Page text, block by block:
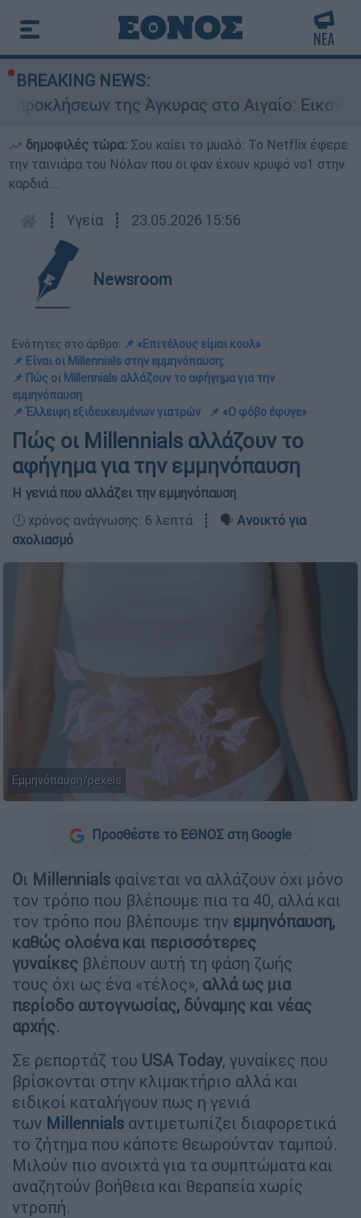
BREAKING NEWS:
της Άγκυρας στο Αιγαίο: Εικονική
δημοφιλές τώρα: Σου καίει το μυαλό: Το Netflix έφερε
την ταινιάρα του Νόλαν που οι φαν έχουν κρυφό νο1 στην
καρδιά...
┋ Υγεία ┋ 23.05.2026 15:56
Newsroom
Ενότητες στο άρθρο: 📌 «Επιτέλους είμαι κουλ»
📌 Είναι οι Millennials στην εμμηνόπαυση;
📌 Πώς οι Millennials αλλάζουν το αφήγημα για την
εμμηνόπαυση
📌 Έλλειψη εξιδεικευμένων γιατρών
📌 «Ο φόβο έφυγε»
Πώς οι Millennials αλλάζουν το
αφήγημα για την εμμηνόπαυση
Η γενιά που αλλάζει την εμμηνόπαυση
🕛 χρόνος ανάγνωσης: 6 λεπτά ┋ 🗣️ Ανοικτό για
σχολιασμό
Εμμηνόπαυση/pexels
Προσθέστε το ΕΘΝΟΣ στη Google
Οι Millennials φαίνεται να αλλάζουν όχι μόνο
τον τρόπο που βλέπουμε πια τα 40, αλλά και
τον τρόπο που βλέπουμε την εμμηνόπαυση,
καθώς ολοένα και περισσότερες
γυναίκες βλέπουν αυτή τη φάση ζωής
τους όχι ως ένα «τέλος», αλλά ως μια
περίοδο αυτογνωσίας, δύναμης και νέας
αρχής.
Σε ρεπορτάζ του USA Today, γυναίκες που
βρίσκονται στην κλιμακτήριο αλλά και
ειδικοί καταλήγουν πως η γενιά
των Millennials αντιμετωπίζει διαφορετικά
το ζήτημα που κάποτε θεωρούνταν ταμπού.
Μιλούν πιο ανοιχτά για τα συμπτώματα και
αναζητούν βοήθεια και θεραπεία χωρίς
ντροπή.